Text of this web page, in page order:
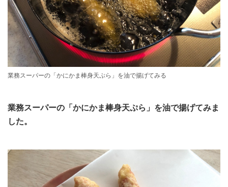
業務スーパーの「かにかま棒身天ぷら」を油で揚げてみる
業務スーパーの「かにかま棒身天ぷら」を油で揚げてみま
した。